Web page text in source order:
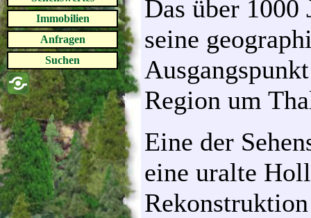
Immobilien
Anfragen
Suchen
Das über 1000
seine
Region um
Eine der
eine uralte